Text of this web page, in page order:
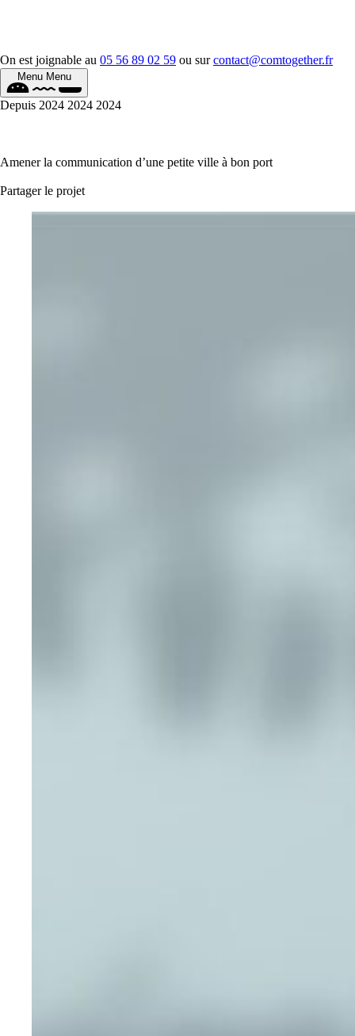
On est joignable au 05 56 89 02 59 ou surcontact@comtogether.fr
Menu Menu
Depuis 2024 2024 2024
Amener la communication d’une petite ville à bon port
Partager le projet